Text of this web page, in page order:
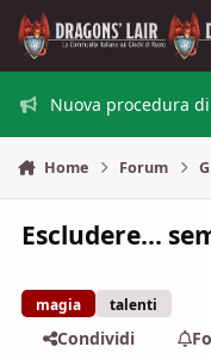
Vai al contenuto
Nuova procedura
Home Forum
Escludere...
magia talenti
Condividi